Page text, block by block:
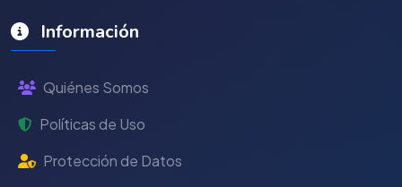
Información
Quiénes Somos
Políticas de Uso
Protección de Datos